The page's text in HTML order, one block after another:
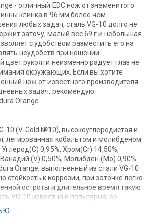
- отличный EDC нож от знаменитого
клинка в 96 мм более чем
любых задач, сталь VG-10 долго не
заточу, малый вес 69 г и небольшая
с удобством разместить его на
неудобств при ношении.
цвет рукояти неизменно радует глаз не
окружающих. Если вы хотите
нож от известного производителя
задач, рекомендую
Orange.
10 (V-Gold №10), высокоуглеродистая и
легированная кобальтом и молибденом.
0,95%, Хром(Cr) 14,50%,
(V) 0,50%, Молибден (Мо) 0,90%.
Orange, выполненный из стали VG-10
стойкость к коррозии, при заточке легко
остроты и длительное время такую
VG-10 известна и популярна, её
клинков многие именитые